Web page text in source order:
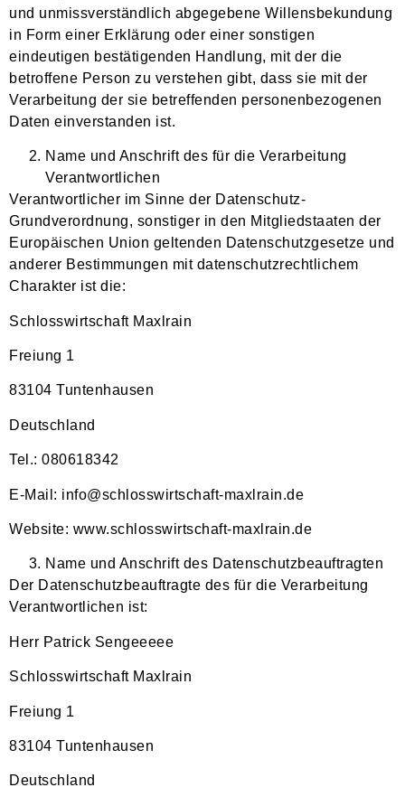
und unmissverständlich abgegebene Willensbekundung
in Form einer Erklärung oder einer sonstigen
eindeutigen bestätigenden Handlung, mit der die
betroffene Person zu verstehen gibt, dass sie mit der
Verarbeitung der sie betreffenden personenbezogenen
Daten einverstanden ist.
Name und Anschrift des für die Verarbeitung
Verantwortlichen
Verantwortlicher im Sinne der Datenschutz-
Grundverordnung, sonstiger in den Mitgliedstaaten der
Europäischen Union geltenden Datenschutzgesetze und
anderer Bestimmungen mit datenschutzrechtlichem
Charakter ist die:
Schlosswirtschaft Maxlrain
Freiung 1
83104 Tuntenhausen
Deutschland
Tel.: 080618342
E-Mail: info@schlosswirtschaft-maxlrain.de
Website: www.schlosswirtschaft-maxlrain.de
Name und Anschrift des Datenschutzbeauftragten
Der Datenschutzbeauftragte des für die Verarbeitung
Verantwortlichen ist:
Herr Patrick Sengeeeee
Schlosswirtschaft Maxlrain
Freiung 1
83104 Tuntenhausen
Deutschland